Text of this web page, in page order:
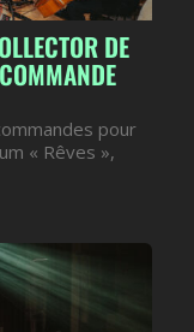
DE
pour
« Rêves »,